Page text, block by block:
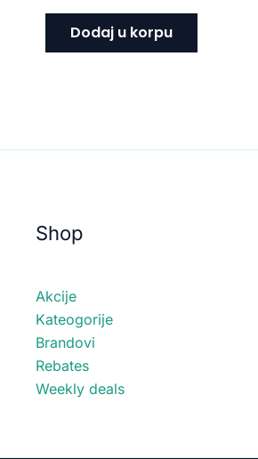
Dodaj u korpu
Shop
Akcije
Kateogorije
Brandovi
Rebates
Weekly deals